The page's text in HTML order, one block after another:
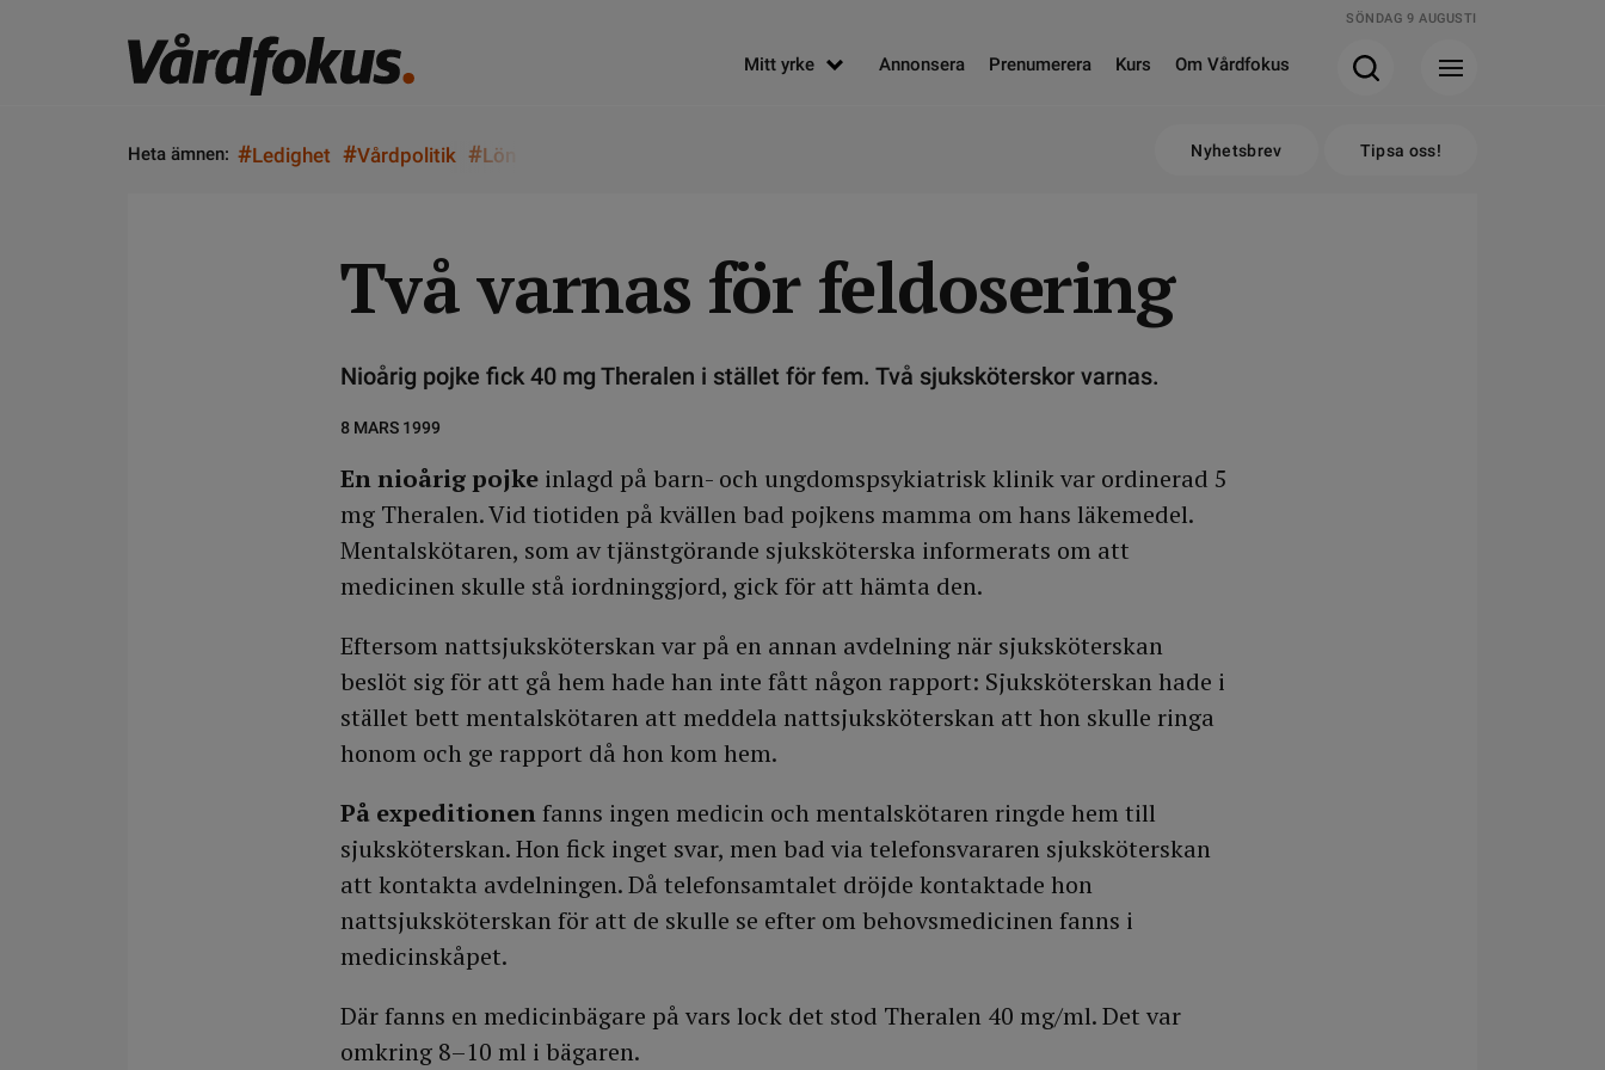
SÖNDAG 9 AUGUSTI
Mitt yrke Annonsera Prenumerera Kurs Om Vårdfokus
Heta ämnen: #Ledighet #Vårdpolitik #Lön Nyhetsbrev Tipsa oss!
Två varnas för feldosering
Nioårig pojke fick 40 mg Theralen i stället för fem. Två sjuksköterskor varnas.
8 MARS 1999
En nioårig pojke inlagd på barn- och ungdomspsykiatrisk klinik var ordinerad 5
mg Theralen. Vid tiotiden på kvällen bad pojkens mamma om hans läkemedel.
Mentalskötaren, som av tjänstgörande sjuksköterska informerats om att
medicinen skulle stå iordninggjord, gick för att hämta den.
Eftersom nattsjuksköterskan var på en annan avdelning när sjuksköterskan
beslöt sig för att gå hem hade han inte fått någon rapport: Sjuksköterskan hade i
stället bett mentalskötaren att meddela nattsjuksköterskan att hon skulle ringa
honom och ge rapport då hon kom hem.
På expeditionenfanns ingen medicin och mentalskötaren ringde hem till
sjuksköterskan. Hon fick inget svar, men bad via telefonsvararen sjuksköterskan
att kontakta avdelningen. Då telefonsamtalet dröjde kontaktade hon
nattsjuksköterskan för att de skulle se efter om behovsmedicinen fanns i
medicinskåpet.
Där fanns en medicinbägare på vars lock det stod Theralen 40 mg/ml. Det var
omkring 8–10 ml i bägaren.